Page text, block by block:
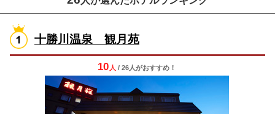
十勝川温泉 観月苑
10 人 / 26人がおすすめ！